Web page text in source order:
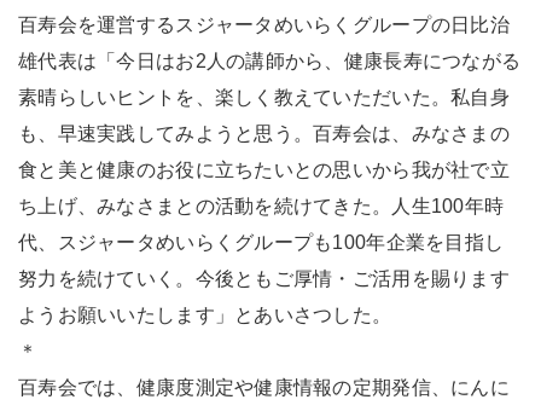
百寿会を運営するスジャータめいらくグループの日比治
雄代表は「今日はお2人の講師から、健康長寿につながる
素晴らしいヒントを、楽しく教えていただいた。私自身
も、早速実践してみようと思う。百寿会は、みなさまの
食と美と健康のお役に立ちたいとの思いから我が社で立
ち上げ、みなさまとの活動を続けてきた。人生100年時
代、スジャータめいらくグループも100年企業を目指し
努力を続けていく。今後ともご厚情・ご活用を賜ります
ようお願いいたします」とあいさつした。
＊
百寿会では、健康度測定や健康情報の定期発信、にんに